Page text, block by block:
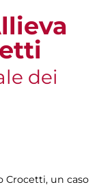
dei
Crocetti, un caso